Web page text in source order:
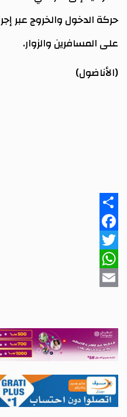
حركة الدخول والخروج عبر
على المسافرين والزوار.
(الأناضول)
Share
Facebook
Twitter
WhatsApp